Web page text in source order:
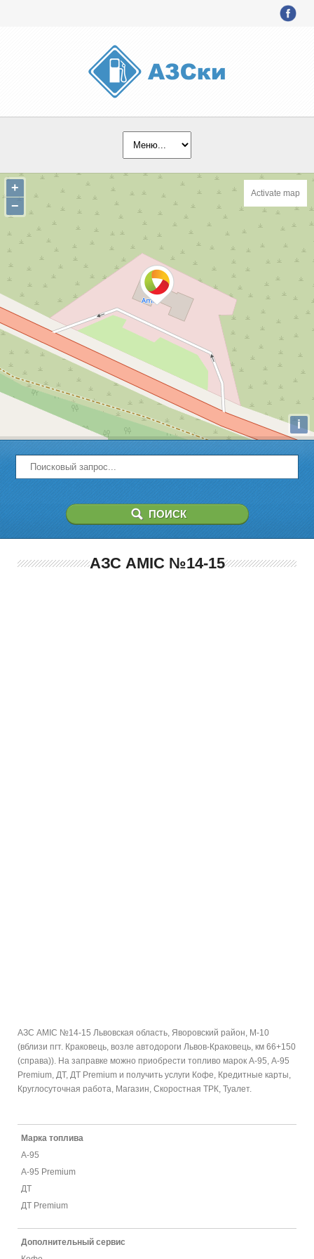
+
−
i
Activate map
АЗС AMIC №14-15
АЗС AMIC №14-15 Львовская область, Яворовский район, М-10
(вблизи пгт. Краковець, возле автодороги Львов-Краковець, км 66+150
(справа)). На заправке можно приобрести топливо марок А-95, А-95
Premium, ДТ, ДТ Premium и получить услуги Кофе, Кредитные карты,
Круглосуточная работа, Магазин, Скоростная ТРК, Туалет.
Марка топлива
А-95
А-95 Premium
ДТ
ДТ Premium
Дополнительный сервис